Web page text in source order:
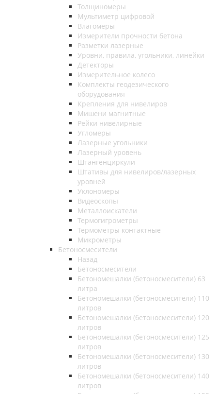
Толщиномеры
Мультиметр цифровой
Влагомеры
Измерители прочности бетона
Разметки лазерные
Уровни, правила, угольники, линейки
Детекторы
Измерительное колесо
Комплекты геодезического
оборудования
Крепления для нивелиров
Мишени магнитные
Рейки нивелирные
Угломеры
Лазерные угольники
Лазерный уровень
Штангенциркули
Штативы для нивелиров/лазерных
уровней
Уклономеры
Видеоскопы
Металлоискатели
Термогигрометры
Термометры контактные
Микрометры
Бетоносмесители
Назад
Бетоносмесители
Бетономешалки (бетоносмесители) 63
литра
Бетономешалки (бетоносмесители) 110
литров
Бетономешалки (бетоносмесители) 120
литров
Бетономешалки (бетоносмесители) 125
литров
Бетономешалки (бетоносмесители) 130
литров
Бетономешалки (бетоносмесители) 140
литров